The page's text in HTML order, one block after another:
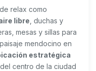
relax como
libre , duchas y
mesas y sillas para
mendocino en
estratégica
del centro de la ciudad